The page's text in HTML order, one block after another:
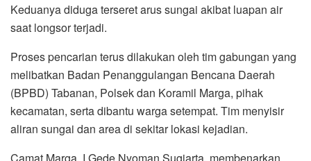
Keduanya diduga terseret arus sungai akibat luapan air
saat longsor terjadi.
Proses pencarian terus dilakukan oleh tim gabungan yang
melibatkan Badan Penanggulangan Bencana Daerah
(BPBD) Tabanan, Polsek dan Koramil Marga, pihak
kecamatan, serta dibantu warga setempat. Tim menyisir
aliran sungai dan area di sekitar lokasi kejadian.
Camat Marga, I Gede Nyoman Sugiarta, membenarkan